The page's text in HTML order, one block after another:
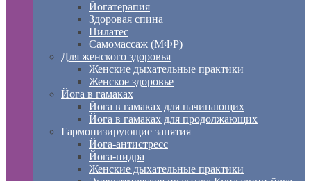
Йогатерапия
Здоровая спина
Пилатес
Самомассаж (МФР)
Для женского здоровья
Женские дыхательные практики
Женское здоровье
Йога в гамаках
Йога в гамаках для начинающих
Йога в гамаках для продолжающих
Гармонизирующие занятия
Йога-антистресс
Йога-нидра
Женские дыхательные практики